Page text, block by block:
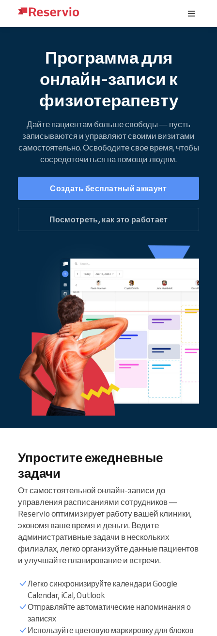
Программа для
онлайн-записи к
физиотерапевту
Дайте пациентам больше свободы — пусть
записываются и управляют своими визитами
самостоятельно. Освободите свое время, чтобы
сосредоточиться на помощи людям.
Создать бесплатный аккаунт
Посмотреть, как это работает
Упростите ежедневные
задачи
От самостоятельной онлайн-записи до
управления расписаниями сотрудников —
Reservio оптимизирует работу вашей клиники,
экономя ваше время и деньги. Ведите
административные задачи в нескольких
филиалах, легко организуйте данные пациентов
и улучшайте планирование и встречи.
Легко синхронизируйте календари Google
Calendar, iCal, Outlook
Отправляйте автоматические напоминания о
записях
Используйте цветовую маркировку для блоков